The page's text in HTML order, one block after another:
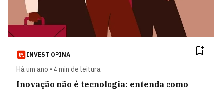
INVEST OPINA
Há um ano • 4 min de leitura
Inovação não é tecnologia: entenda como